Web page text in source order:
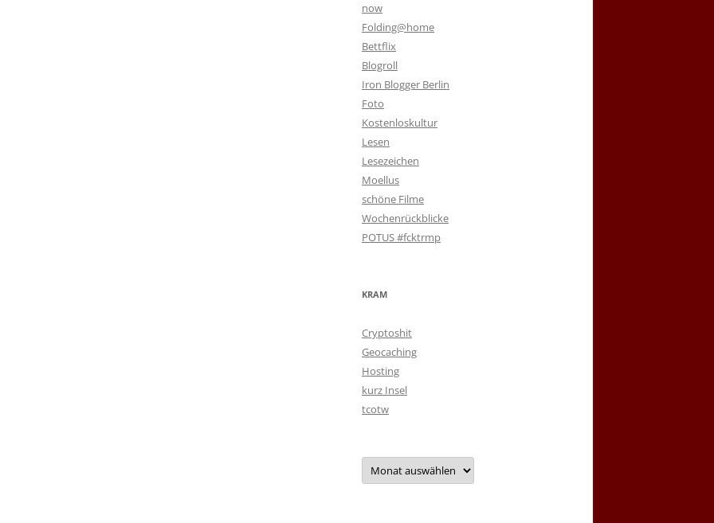
now
Folding@home
Bettflix
Blogroll
Iron Blogger Berlin
Foto
Kostenloskultur
Lesen
Lesezeichen
Moellus
schöne Filme
Wochenrückblicke
POTUS #fcktrmp
KRAM
Cryptoshit
Geocaching
Hosting
kurz Insel
tcotw
Archiv